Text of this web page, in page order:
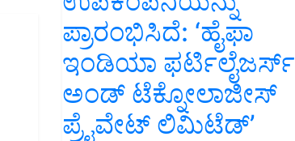
ಪ್ರಾರಂಭಿಸಿದೆ: ‘ಹೈಫಾ
ಇಂಡಿಯಾ ಫರ್ಟಿಲೈಜರ್ಸ್
ಅಂಡ್ ಟೆಕ್ನೋಲಾಜೀಸ್
ಪ್ರೈವೇಟ್ ಲಿಮಿಟೆಡ್’